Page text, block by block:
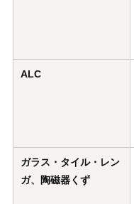
ALC
ガラス・タイル・レン
ガ、陶磁器くず